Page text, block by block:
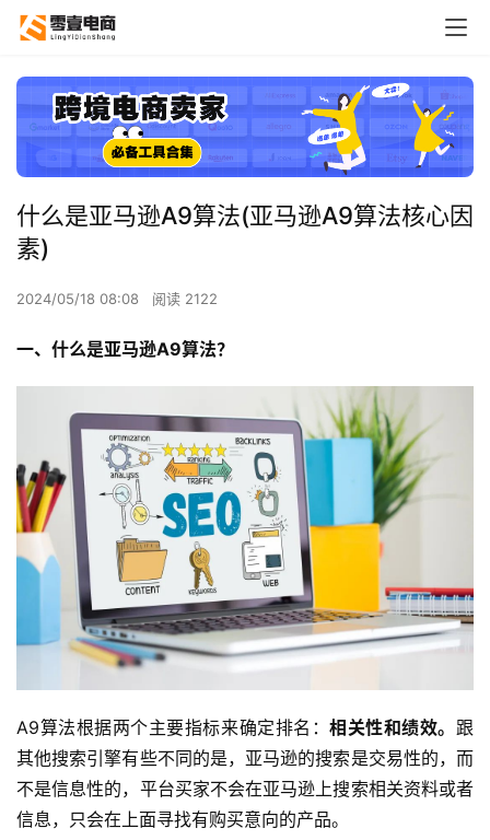
什么是亚马逊A9算法(亚马逊A9算法核心因
素)
2024/05/18 08:08 阅读 2122
一、 什么是亚马逊A9算法？
A9算法根据两个主要指标来确定排名：相关性和绩效。 跟
其他搜索引擎有些不同的是，亚马逊的搜索是交易性的，而
不是信息性的，平台买家不会在亚马逊上搜索相关资料或者
信息，只会在上面寻找有购买意向的产品。